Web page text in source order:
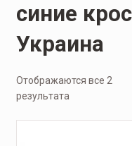
синие
Украина
Отображаются все 2
результата